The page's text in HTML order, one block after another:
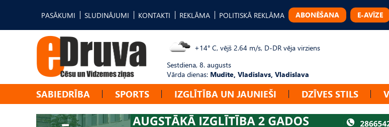
PASĀKUMI SLUDINĀJUMI KONTAKTI REKLĀMA POLITISKĀ REKLĀMA ABONĒŠANA E-AVĪZE
+14° C, vējš 2.64 m/s, D-DR vēja virziens
Sestdiena, 8. augusts
Vārda dienas: Mudīte, Vladislavs, Vladislava
SABIEDRĪBA SPORTS IZGLĪTĪBA UN JAUNIEŠI DZĪVES STILS